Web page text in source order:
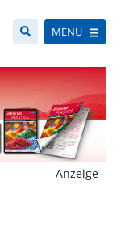
MENÜ
- Anzeige -